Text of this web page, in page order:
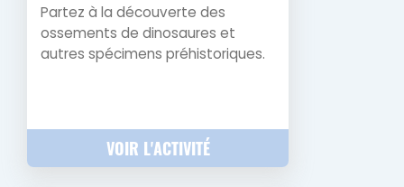
Partez à la découverte des
ossements de dinosaures et
autres spécimens préhistoriques.
VOIR L'ACTIVITÉ